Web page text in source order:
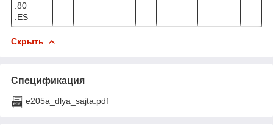
.80
.ES
Скрыть
Спецификация
e205a_dlya_sajta.pdf